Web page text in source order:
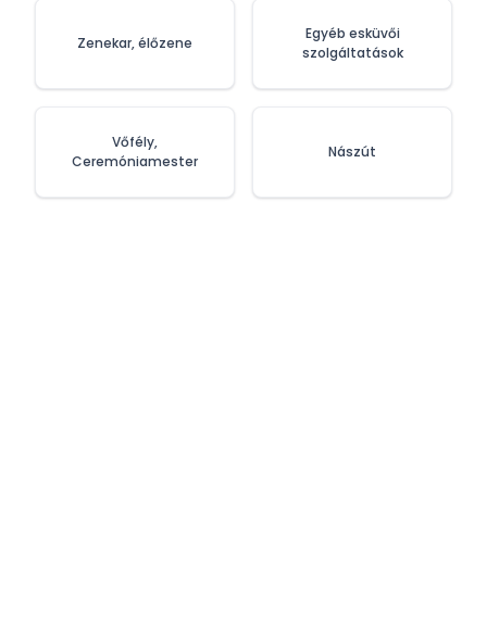
Zenekar, élőzene
Vőfély,
Ceremóniamester
Egyéb esküvői
szolgáltatások
Nászút